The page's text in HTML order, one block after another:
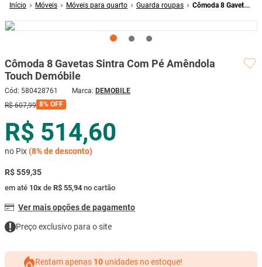
Móveis Móveis para quarto Guarda roupas
Cômoda 8 Gavetas
Cômoda 8 Gavetas Sintra Com Pé Amêndola
Touch Demóbile
Cód: 580428761
DEMOBILE
R$ 607,99 8% OFF
R$ 514,60
no Pix(8%de desconto)
R$ 559,35
em até 10x de R$ 55,94 no cartão
Ver mais opções de pagamento
Preço exclusivo para o site
Restam apenas 10 unidades no estoque!
2º porcelanato
5º porta
vaso sanitário
7º tinta
9 º mesa
10º ar condicionado